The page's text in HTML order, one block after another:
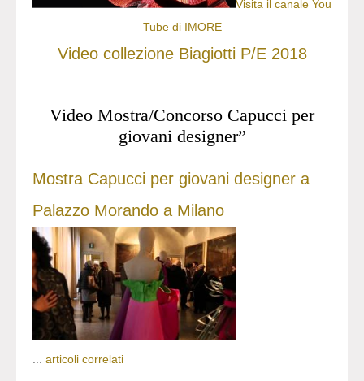
Visita il canale You
Tube di IMORE
Video collezione Biagiotti P/E 2018
Video Mostra/Concorso Capucci per
giovani designer”
Mostra Capucci per giovani designer a
Palazzo Morando a Milano
... articoli correlati